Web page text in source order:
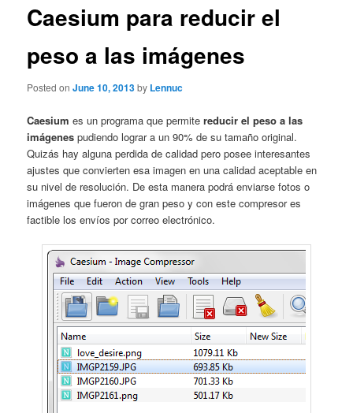
Caesium para reducir el
peso a las imágenes
Posted onJune 10, 2013by Lennuc
Caesium es un programa que permitereducir el peso a las
imágenes pudiendo lograr a un 90% de su tamaño original.
Quizás hay alguna perdida de calidad pero posee interesantes
ajustes que convierten esa imagen en una calidad aceptable en
su nivel de resolución. De esta manera podrá enviarse fotos o
imágenes que fueron de gran peso y con este compresor es
factible los envíos por correo electrónico.